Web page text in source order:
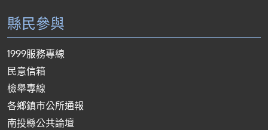
縣民參與
1999服務專線
民意信箱
檢舉專線
各鄉鎮市公所通報
南投縣公共論壇